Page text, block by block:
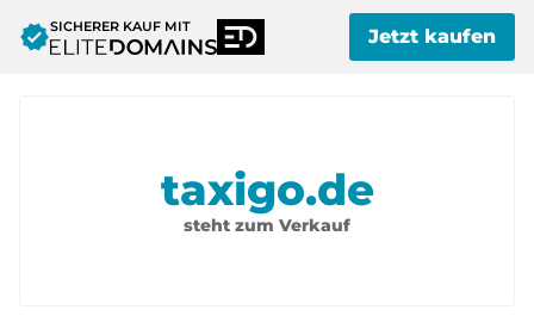
verifiedSICHERER KAUF MIT Jetzt kaufen
taxigo.de
steht zum Verkauf